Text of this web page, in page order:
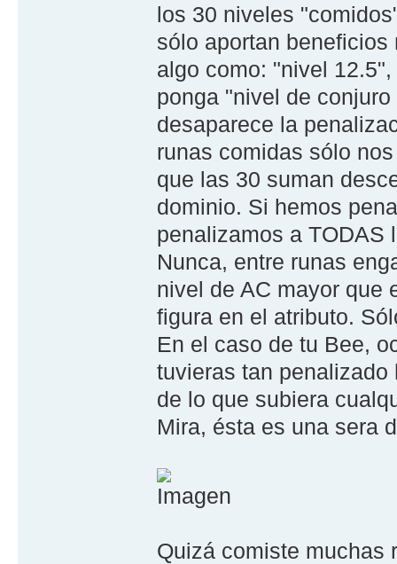
los 30 niveles
sólo aportan
algo como: "nivel
ponga "nivel de
desaparece la
runas comidas sólo
que las 30 suman
dominio. Si hemos
penalizamos a TODAS
Nunca, entre runas
nivel de AC mayor que
figura en el atributo.
En el caso de tu Bee,
tuvieras tan
de lo que subiera
Mira, ésta es una sera
Quizá comiste muchas